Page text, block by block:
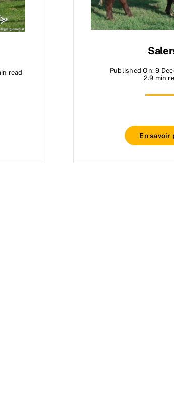
read
Published On: 9
2.9 min
En savoir